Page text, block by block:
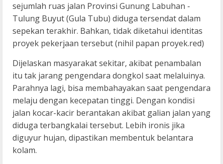
sejumlah ruas jalan Provinsi Gunung Labuhan -
Tulung Buyut (Gula Tubu) diduga tersendat dalam
sepekan terakhir. Bahkan, tidak diketahui identitas
proyek pekerjaan tersebut (nihil papan proyek.red)
Dijelaskan masyarakat sekitar, akibat penambalan
itu tak jarang pengendara dongkol saat melaluinya.
Parahnya lagi, bisa membahayakan saat pengendara
melaju dengan kecepatan tinggi. Dengan kondisi
jalan kocar-kacir berantakan akibat galian jalan yang
diduga terbangkalai tersebut. Lebih ironis jika
diguyur hujan, dipastikan membentuk belantara
kolam.